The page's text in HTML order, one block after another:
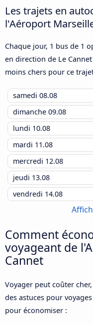
Les trajets en
l'Aéroport
Chaque jour, 1 bus de 1
en direction de Le
moins chers pour ce
samedi 08.08
dimanche 09.08
lundi 10.08
mardi 11.08
mercredi 12.08
jeudi 13.08
vendredi 14.08
Comment
voyageant de
Cannet
Voyager peut coûter
des astuces pour
pour économiser :